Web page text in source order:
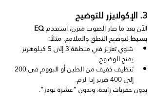
3. الإكولايزر للتوضيح
الآن بعد ما صار الصوت متزن، استخدم
بسيط لتوضيح النطق والملامح. مثلاً:
شوي تعزيز في منطقة 3 إلى 5 كيلوهرتز
يفتح الوضوح.
إلى 400 هرتز إذا لزم.
بدون حفريات زايدة، وبدون "عشرة نودز".